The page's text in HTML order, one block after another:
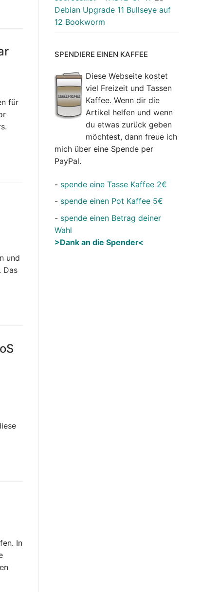
für
und
Das
In
Debian Upgrade 11 Bullseye auf
12 Bookworm
SPENDIERE EINEN KAFFEE
Diese Webseite kostet
viel Freizeit und Tassen
Kaffee. Wenn dir die
Artikel helfen und wenn
du etwas zurück geben
möchtest, dann freue ich
mich über eine Spende per
PayPal.
- spende eine Tasse Kaffee 2€
- spende einen Pot Kaffee 5€
- spende einen Betrag deiner
Wahl
>Dank an die Spender<